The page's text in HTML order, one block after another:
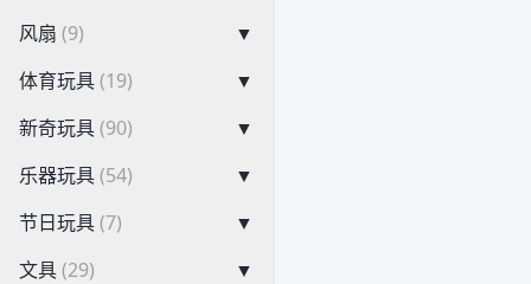
风扇 (9)
▼
体育玩具(19)
▼
新奇玩具(90)
▼
乐器玩具(54)
▼
节日玩具(7)
▼
文具(29)
▼